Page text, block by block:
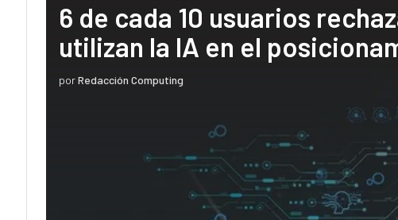
6 de cada 10 usuarios
utilizan la IA en el
porRedacción Computing